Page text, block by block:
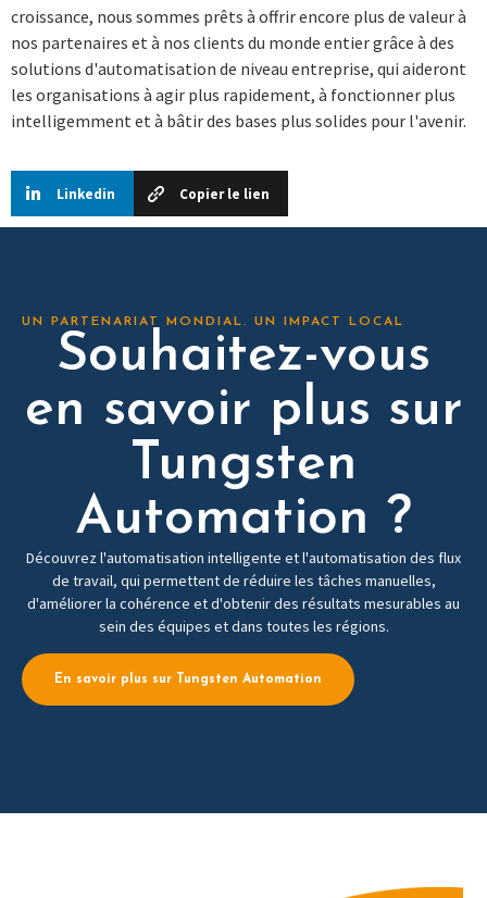
croissance, nous sommes prêts à offrir encore plus de valeur à
nos partenaires et à nos clients du monde entier grâce à des
solutions d'automatisation de niveau entreprise, qui aideront
les organisations à agir plus rapidement, à fonctionner plus
intelligemment et à bâtir des bases plus solides pour l'avenir.
Linkedin Copier le lien
UN PARTENARIAT MONDIAL. UN IMPACT LOCAL
Souhaitez-vous
en savoir plus sur
Tungsten
Automation ?
Découvrez l'automatisation intelligente et l'automatisation des flux
de travail, qui permettent de réduire les tâches manuelles,
d'améliorer la cohérence et d'obtenir des résultats mesurables au
sein des équipes et dans toutes les régions.
En savoir plus sur Tungsten Automation